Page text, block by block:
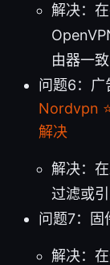
解决：
由器一
问题6：广
Nordvpn
解决
解决：
过滤或
问题7：固
解决：